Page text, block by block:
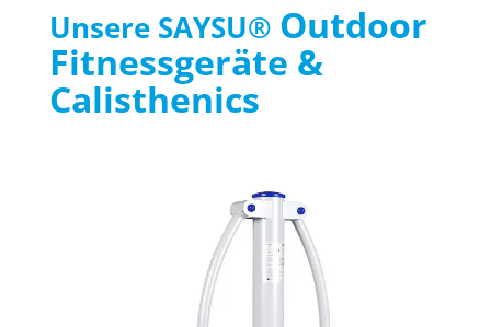
Unsere SAYSU® Outdoor
Fitnessgeräte &
Calisthenics